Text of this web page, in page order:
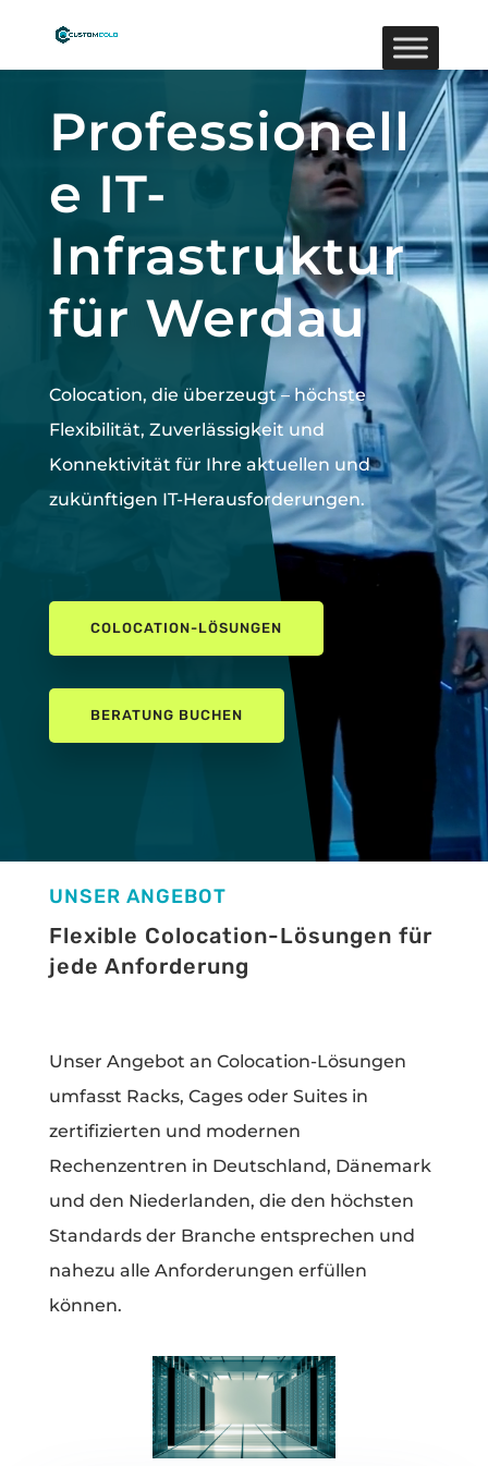
Professionell
e IT-
Infrastruktur
für Werdau
Colocation, die überzeugt –höchste
Flexibilität, Zuverlässigkeit und
Konnektivität für Ihre aktuellen und
zukünftigen IT-Herausforderungen.
COLOCATION-LÖSUNGEN
BERATUNG BUCHEN
UNSER ANGEBOT
Flexible Colocation-Lösungen für
jede Anforderung
Unser Angebot an Colocation-Lösungen
umfasst Racks, Cages oder Suites in
zertifizierten und modernen
Rechenzentren in Deutschland, Dänemark
und den Niederlanden, die den höchsten
Standards der Branche entsprechen und
nahezu alle Anforderungen erfüllen
können.